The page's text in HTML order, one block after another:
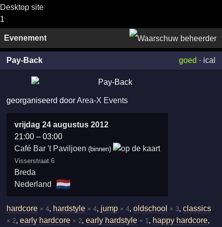
Desktop site
1
Evenement
Pay-Back goed · ical
georganiseerd doorArea-X Events
vrijdag 24 augustus 2012
21:00– 03:00
Café Bar 't Paviljoen (binnen)
Visserstraat 6
Breda
Nederland
🇳🇱
hardcore × 4, hardstyle × 4, jump × 4, oldschool × 3, classics
× 2, early hardcore × 2, early hardstyle × 1 , happy hardcore,